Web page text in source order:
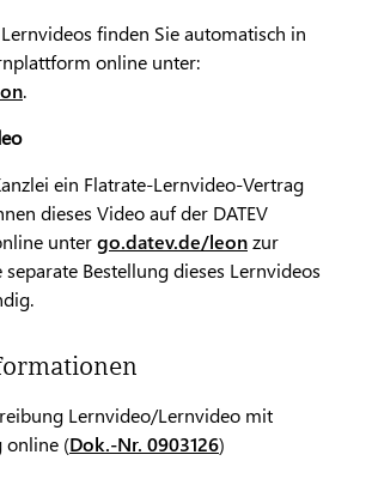
finden Sie automatisch in
online unter:
.
ein Flatrate-Lernvideo-Vertrag
dieses Video auf der DATEV
untergo.datev.de/leonzur
separate Bestellung dieses Lernvideos
Lernvideo/Lernvideo mit
online (Dok.-Nr. 0903126)